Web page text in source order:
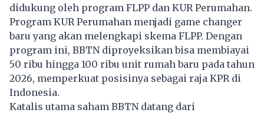
didukung oleh program FLPP dan KUR Perumahan.
Program KUR Perumahan menjadi game changer
baru yang akan melengkapi skema FLPP. Dengan
program ini, BBTN diproyeksikan bisa membiayai
50 ribu hingga 100 ribu unit rumah baru pada tahun
2026, memperkuat posisinya sebagai raja KPR di
Indonesia.
Katalis utama saham BBTN datang dari